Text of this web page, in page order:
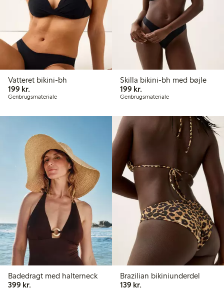
Vatteret bikini-bh
199 kr.
Genbrugsmateriale
Skilla bikini-bh med bøjle
199 kr.199,00 kr.
Genbrugsmateriale
Badedragt med halterneck
399 kr.
Brazilian bikiniunderdel
139 kr.139,00 kr.